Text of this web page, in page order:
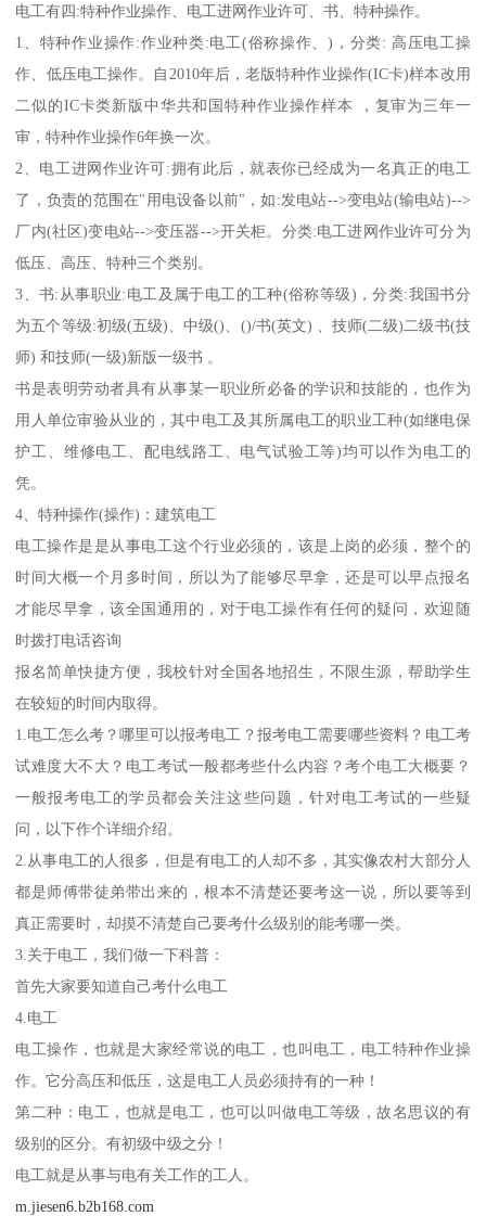
电工有四:特种作业操作、电工进网作业许可、书、特种操作。
1、特种作业操作:作业种类:电工(俗称操作、)，分类: 高压电工操
作、低压电工操作。自2010年后，老版特种作业操作(IC卡)样本改用
二似的IC卡类新版中华共和国特种作业操作样本 ，复审为三年一
审，特种作业操作6年换一次。
2、电工进网作业许可:拥有此后，就表你已经成为一名真正的电工
了，负责的范围在"用电设备以前"，如:发电站-->变电站(输电站)-->
厂内(社区)变电站-->变压器-->开关柜。分类:电工进网作业许可分为
低压、高压、特种三个类别。
3、书:从事职业:电工及属于电工的工种(俗称等级)，分类:我国书分
为五个等级:初级(五级)、中级()、()/书(英文) 、技师(二级)二级书(技
师) 和技师(一级)新版一级书 。
书是表明劳动者具有从事某一职业所必备的学识和技能的，也作为
用人单位审验从业的，其中电工及其所属电工的职业工种(如继电保
护工、维修电工、配电线路工、电气试验工等)均可以作为电工的
凭。
4、特种操作(操作)：建筑电工
电工操作是是从事电工这个行业必须的，该是上岗的必须，整个的
时间大概一个月多时间，所以为了能够尽早拿，还是可以早点报名
才能尽早拿，该全国通用的，对于电工操作有任何的疑问，欢迎随
时拨打电话咨询
报名简单快捷方便，我校针对全国各地招生，不限生源，帮助学生
在较短的时间内取得。
1.电工怎么考？哪里可以报考电工？报考电工需要哪些资料？电工考
试难度大不大？电工考试一般都考些什么内容？考个电工大概要？
一般报考电工的学员都会关注这些问题，针对电工考试的一些疑
问，以下作个详细介绍。
2.从事电工的人很多，但是有电工的人却不多，其实像农村大部分人
都是师傅带徒弟带出来的，根本不清楚还要考这一说，所以要等到
真正需要时，却摸不清楚自己要考什么级别的能考哪一类。
3.关于电工，我们做一下科普：
首先大家要知道自己考什么电工
4.电工
电工操作，也就是大家经常说的电工，也叫电工，电工特种作业操
作。它分高压和低压，这是电工人员必须持有的一种！
第二种：电工，也就是电工，也可以叫做电工等级，故名思议的有
级别的区分。有初级中级之分！
电工就是从事与电有关工作的工人。
m.jiesen6.b2b168.com